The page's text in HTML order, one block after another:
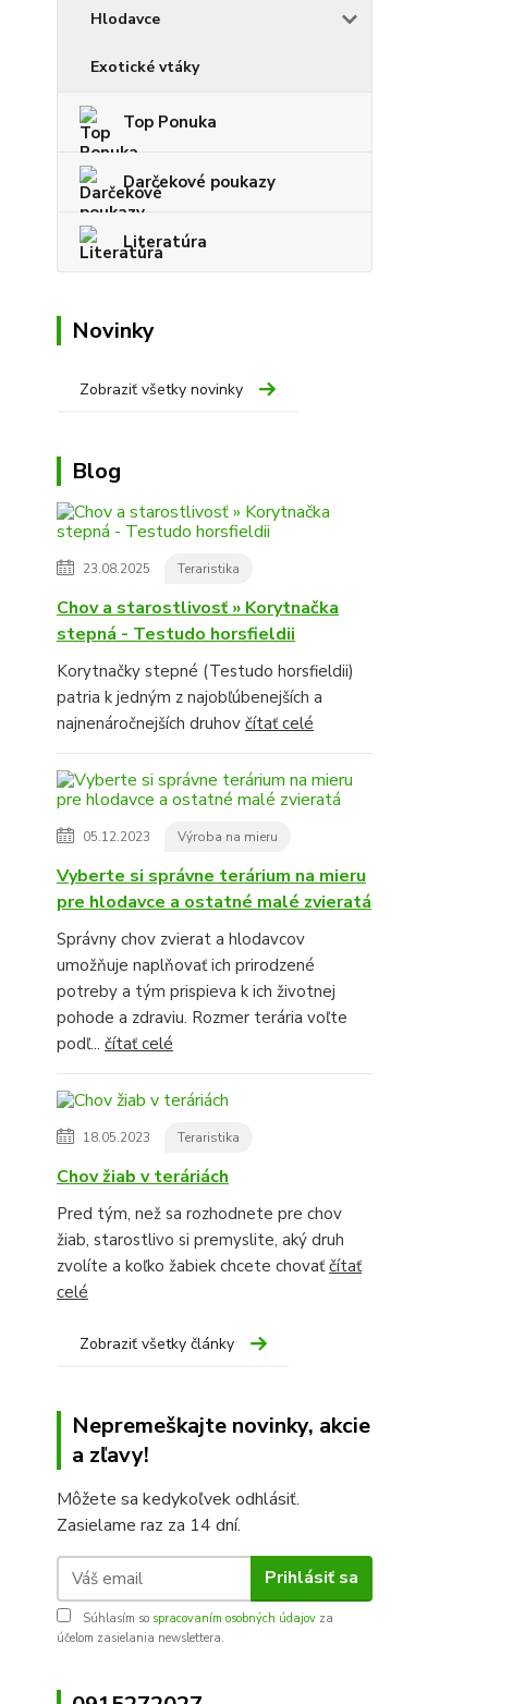
Hlodavce
Exotické vtáky
Top Ponuka
Darčekové poukazy
Literatúra
Novinky
Zobraziť všetky novinky
Blog
23.08.2025 Teraristika
Chov a starostlivosť » Korytnačka
stepná - Testudo horsfieldii
Korytnačky stepné (Testudo horsfieldii)
patria k jedným z najobľúbenejších a
najnenáročnejších druhov čítať celé
05.12.2023 Výroba na mieru
Vyberte si správne terárium na mieru
pre hlodavce a ostatné malé zvieratá
Správny chov zvierat a hlodavcov
umožňuje naplňovať ich prirodzené
potreby a tým prispieva k ich životnej
pohode a zdraviu. Rozmer terária voľte
podľ... čítať celé
18.05.2023 Teraristika
Chov žiab v teráriách
Pred tým, než sa rozhodnete pre chov
žiab, starostlivo si premyslite, aký druh
zvolíte a koľko žabiek chcete chovaťčítať
celé
Zobraziť všetky články
Nepremeškajte novinky, akcie
a zľavy!
Môžete sa kedykoľvek odhlásiť.
Zasielame raz za 14 dní.
Prihlásiť sa
Súhlasím so spracovaním osobných údajov za
účelom zasielania newslettera.